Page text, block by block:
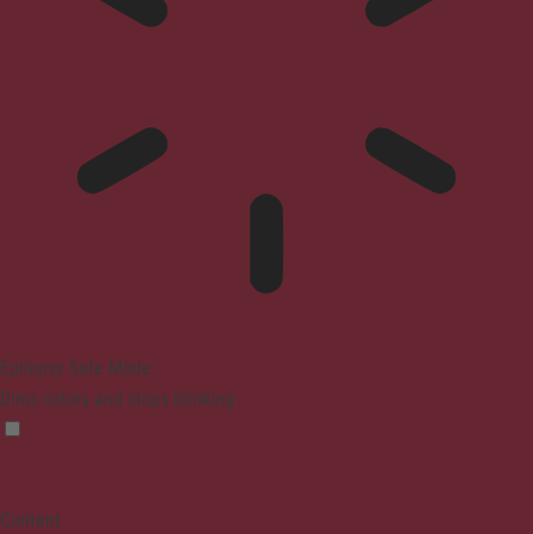
Epilepsy Safe Mode
Dims colors and stops blinking
Content